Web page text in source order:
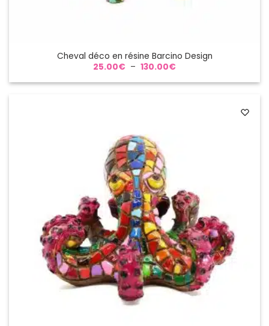
Cheval déco en résine Barcino Design
25.00€ – 130.00€
prix :